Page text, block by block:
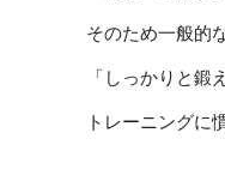
そのため一般的
「しっかりと鍛
トレーニングに